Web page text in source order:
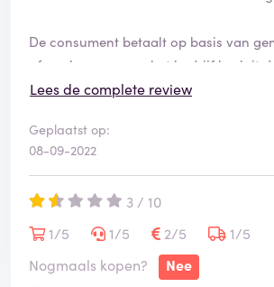
De consument betaalt op basis van
afspraken, waarna het bedrijf besluit
het gewisse te laten en de gemaakte
oplossing te komen. Tijdens dit
onvriendelijk te woord gestaan, het
ons neergelegd en er werd
maar een weekje geduld moesten
vroegen naar meer duidelijkheid
leveringsdatum bleek dit weekje ineens
zijn, maar misschien ook langer.
Lees de complete review
Geplaatst op:
08-09-2022
3 / 10
1/5
1/5 2/5
1/5
Nogmaals kopen?
Nee